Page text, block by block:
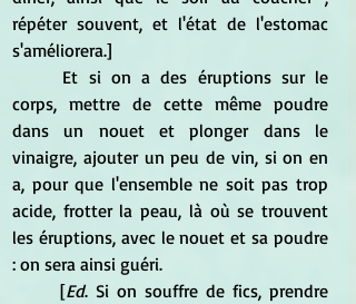
répéter souvent, et l'état de l'estomac
s'améliorera.]
corps, mettre de cette même poudre
dans un nouet et plonger dans le
vinaigre, ajouter un peu de vin, si on en
a, pour que l'ensemble ne soit pas trop
acide, frotter la peau, là où se trouvent
les éruptions, avec le nouet et sa poudre
: on sera ainsi guéri.
	[
Ed. Si on souffre de fics, prendre